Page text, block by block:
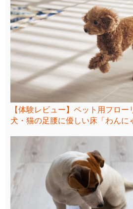
【体験レビュー】ペット用フロー
犬・猫の足腰に優しい床「わんに